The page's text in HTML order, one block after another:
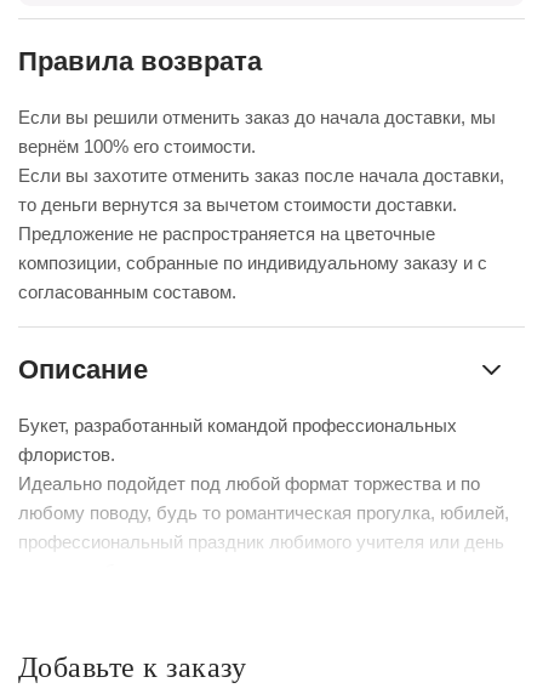
Правила возврата
Если вы решили отменить заказ до начала доставки, мы
вернём 100% его стоимости.
Если вы захотите отменить заказ после начала доставки,
то деньги вернутся за вычетом стоимости доставки.
Предложение не распространяется на цветочные
композиции, собранные по индивидуальному заказу и с
согласованным составом.
Описание
Букет, разработанный командой профессиональных
флористов.
Идеально подойдет под любой формат торжества и по
любому поводу, будь то романтическая прогулка, юбилей,
профессиональный праздник любимого учителя или день
букета. Наши цветы могут отличаться от указанных на
фотографии, ведь они приезжают к нам из разных уголков
Добавьте к заказу